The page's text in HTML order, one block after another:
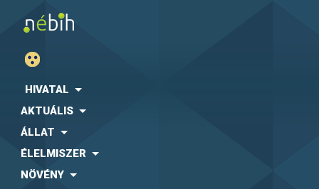
HIVATAL
AKTUÁLIS
ÁLLAT
ÉLELMISZER
NÖVÉNY